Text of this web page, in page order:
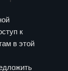
к
в этой